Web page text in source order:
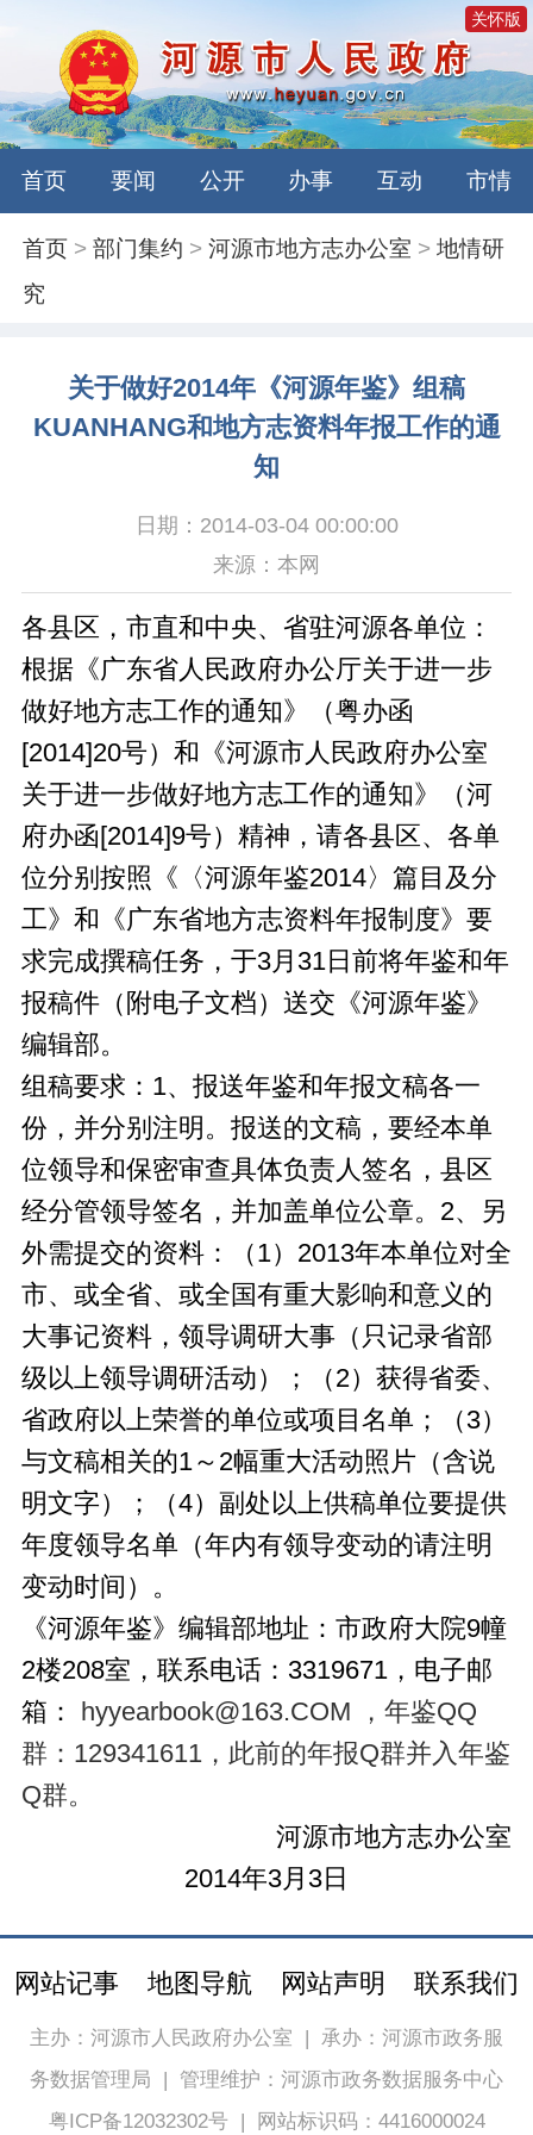
关怀版
首页 要闻 公开 办事 互动 市情
首页 >部门集约 >河源市地方志办公室 >地情研
究
关于做好2014年《河源年鉴》组稿
KUANHANG和地方志资料年报工作的通
知
日期：2014-03-04 00:00:00
来源：本网
各县区，市直和中央、省驻河源各单位：
根据《广东省人民政府办公厅关于进一步
做好地方志工作的通知》（粤办函
[2014]20号）和《河源市人民政府办公室
关于进一步做好地方志工作的通知》（河
府办函[2014]9号）精神，请各县区、各单
位分别按照《〈河源年鉴2014〉篇目及分
工》和《广东省地方志资料年报制度》要
求完成撰稿任务，于3月31日前将年鉴和年
报稿件（附电子文档）送交《河源年鉴》
编辑部。
组稿要求：1、报送年鉴和年报文稿各一
份，并分别注明。报送的文稿，要经本单
位领导和保密审查具体负责人签名，县区
经分管领导签名，并加盖单位公章。2、另
外需提交的资料：（1）2013年本单位对全
市、或全省、或全国有重大影响和意义的
大事记资料，领导调研大事（只记录省部
级以上领导调研活动）；（2）获得省委、
省政府以上荣誉的单位或项目名单；（3）
与文稿相关的1～2幅重大活动照片（含说
明文字）；（4）副处以上供稿单位要提供
年度领导名单（年内有领导变动的请注明
变动时间）。
《河源年鉴》编辑部地址：市政府大院9幢
2楼208室，联系电话：3319671，电子邮
箱：
hyyearbook@163.COM
，年鉴QQ
群：129341611，此前的年报Q群并入年鉴
Q群。
河源市地方志办公室
2014年3月3日
网站记事 地图导航 网站声明 联系我们
主办：河源市人民政府办公室 | 承办：河源市政务服
务数据管理局 | 管理维护：河源市政务数据服务中心
粤ICP备12032302号| 网站标识码：4416000024